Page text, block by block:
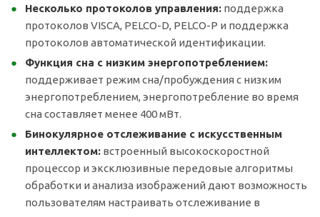
Несколько протоколов управления: поддержка
протоколов VISCA, PELCO-D, PELCO-P и поддержка
протоколов автоматической идентификации.
Функция сна с низким энергопотреблением:
поддерживает режим сна/пробуждения с низким
энергопотреблением, энергопотребление во время
сна составляет менее 400 мВт.
Бинокулярное отслеживание с искусственным
интеллектом: встроенный высокоскоростной
процессор и эксклюзивные передовые алгоритмы
обработки и анализа изображений дают возможность
пользователям настраивать отслеживание в